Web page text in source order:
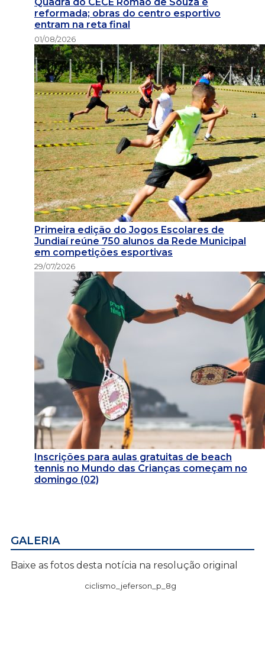
reformada; obras do centro esportivo
entram na reta final
01/08/2026
Primeira edição do Jogos Escolares de
Jundiaí reúne 750 alunos da Rede Municipal
em competições esportivas
29/07/2026
Inscrições para aulas gratuitas de beach
tennis no Mundo das Crianças começam no
domingo (02)
GALERIA
Baixe as fotos desta notícia na resolução original
ciclismo_jeferson_p_8g